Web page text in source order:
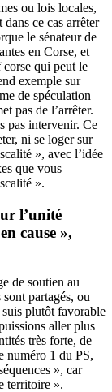
ou lois locales,
ce cas arrêter
le sénateur de
en Corse, et
qui peut le
exemple sur
de spéculation
pas de l’arrêter.
pas intervenir. Ce
ni se loger sur
», avec l’idée
que vous
».
l’unité
cause »,
de soutien au
partagés, ou
suis plutôt favorable
aller plus
très forte, de
numéro 1 du PS,
», car
territoire ».